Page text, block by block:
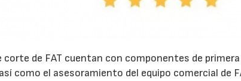
corte de FAT cuentan con componentes de
como el asesoramiento del equipo comercial de